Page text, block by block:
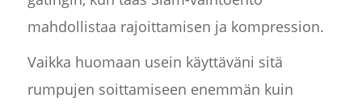
mahdollistaa rajoittamisen ja kompression.
Vaikka huomaan usein käyttäväni sitä
rumpujen soittamiseen enemmän kuin